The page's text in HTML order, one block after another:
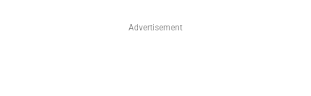
Advertisement